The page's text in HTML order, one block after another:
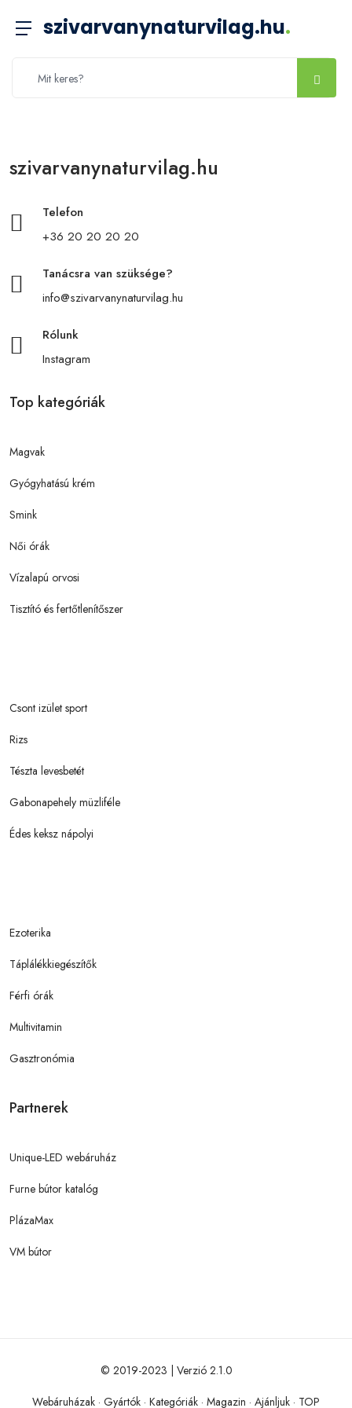
szivarvanynaturvilag.hu.
szivarvanynaturvilag.hu
Telefon
+36 20 20 20 20
Tanácsra van szüksége?
info@szivarvanynaturvilag.hu
Rólunk
Instagram
Top kategóriák
Magvak
Gyógyhatású krém
Smink
Női órák
Vízalapú orvosi
Tisztító és fertőtlenítőszer
Csont izület sport
Rizs
Tészta levesbetét
Gabonapehely müzliféle
Édes keksz nápolyi
Ezoterika
Táplálékkiegészítők
Férfi órák
Multivitamin
Gasztronómia
Partnerek
Unique-LED webáruház
Furne bútor katalóg
PlázaMax
VM bútor
© 2019-2023 | Verzió 2.1.0
Webáruházak · Gyártók · Kategóriák · Magazin · Ajánljuk · TOP